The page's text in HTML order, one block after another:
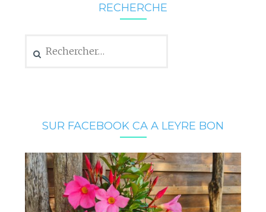
RECHERCHE
SUR FACEBOOK CA A LEYRE BON